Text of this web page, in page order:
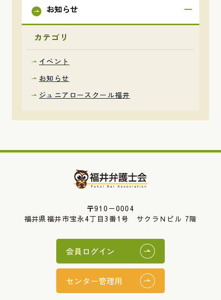
お知らせ
カテゴリ
イベント
お知らせ
ジュニアロースクール福井
〒910－0004
福井県福井市宝永4丁目3番1号 サクラＮビル 7階
会員ログイン
センター管理用